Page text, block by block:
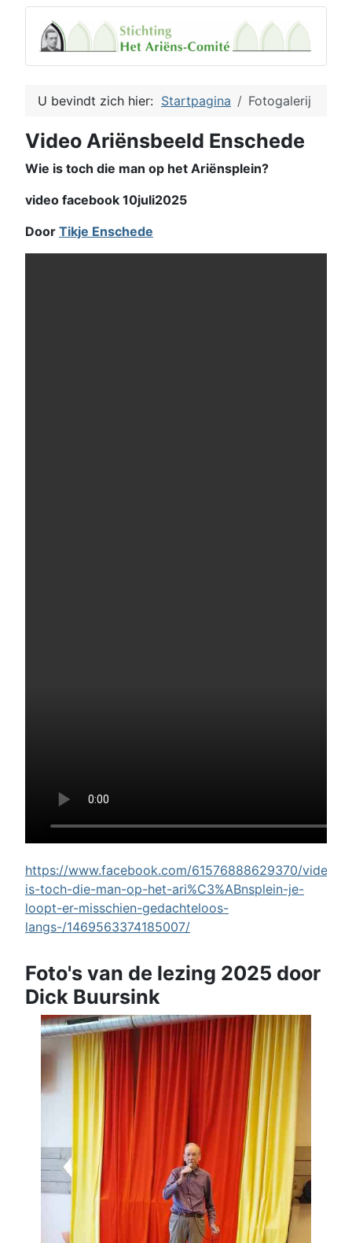
U bevindt zich hier: Startpagina Fotogalerij
Video Ariënsbeeld Enschede
Wie is toch die man op het Ariënsplein?
video facebook 10juli2025
Door Tikje Enschede
https://www.facebook.com/61576888629370/videos/
is-toch-die-man-op-het-ari%C3%ABnsplein-je-
loopt-er-misschien-gedachteloos-
langs-/1469563374185007/
Foto's van de lezing 2025 door
Dick Buursink